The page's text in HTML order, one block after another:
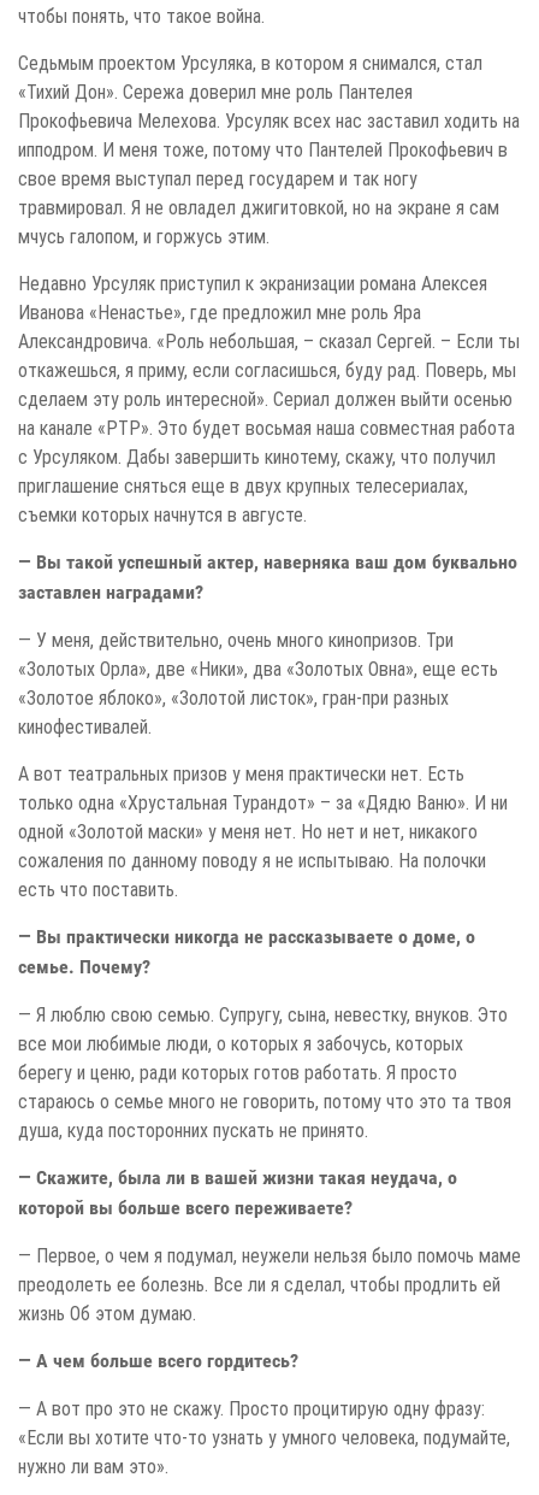
чтобы понять, что такое война.
Седьмым проектом Урсуляка, в котором я снимался, стал
«Тихий Дон». Сережа доверил мне роль Пантелея
Прокофьевича Мелехова. Урсуляк всех нас заставил ходить на
ипподром. И меня тоже, потому что Пантелей Прокофьевич в
свое время выступал перед государем и так ногу
травмировал. Я не овладел джигитовкой, но на экране я сам
мчусь галопом, и горжусь этим.
Недавно Урсуляк приступил к экранизации романа Алексея
Иванова «Ненастье», где предложил мне роль Яра
Александровича. «Роль небольшая, – сказал Сергей. – Если ты
откажешься, я приму, если согласишься, буду рад. Поверь, мы
сделаем эту роль интересной». Сериал должен выйти осенью
на канале «РТР». Это будет восьмая наша совместная работа
с Урсуляком. Дабы завершить кинотему, скажу, что получил
приглашение сняться еще в двух крупных телесериалах,
съемки которых начнутся в августе.
— Вы такой успешный актер, наверняка ваш дом буквально
заставлен наградами?
— У меня, действительно, очень много кинопризов. Три
«Золотых Орла», две «Ники», два «Золотых Овна», еще есть
«Золотое яблоко», «Золотой листок», гран-при разных
кинофестивалей.
А вот театральных призов у меня практически нет. Есть
только одна «Хрустальная Турандот» – за «Дядю Ваню». И ни
одной «Золотой маски» у меня нет. Но нет и нет, никакого
сожаления по данному поводу я не испытываю. На полочки
есть что поставить.
— Вы практически никогда не рассказываете о доме, о
семье. Почему?
— Я люблю свою семью. Супругу, сына, невестку, внуков. Это
все мои любимые люди, о которых я забочусь, которых
берегу и ценю, ради которых готов работать. Я просто
стараюсь о семье много не говорить, потому что это та твоя
душа, куда посторонних пускать не принято.
— Скажите, была ли в вашей жизни такая неудача, о
которой вы больше всего переживаете?
— Первое, о чем я подумал, неужели нельзя было помочь маме
преодолеть ее болезнь. Все ли я сделал, чтобы продлить ей
жизнь Об этом думаю.
— А чем больше всего гордитесь?
— А вот про это не скажу. Просто процитирую одну фразу:
«Если вы хотите что-то узнать у умного человека, подумайте,
нужно ли вам это».